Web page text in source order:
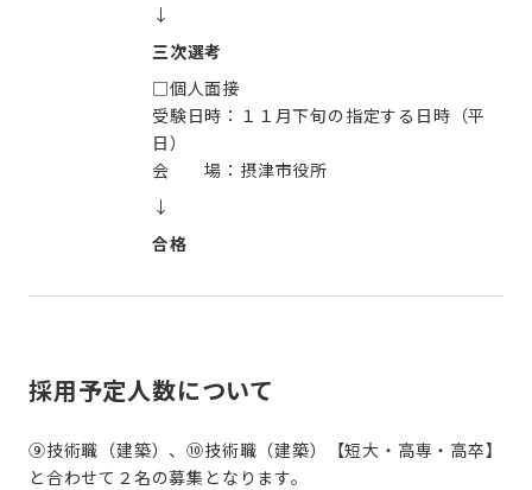
↓
三次選考
□個人面接
受験日時：１１月下旬の指定する日時（平
日）
会 場：摂津市役所
↓
合格
採用予定人数について
⑨技術職（建築）、⑩技術職（建築）【短大・高専・高卒】
と合わせて２名の募集となります。